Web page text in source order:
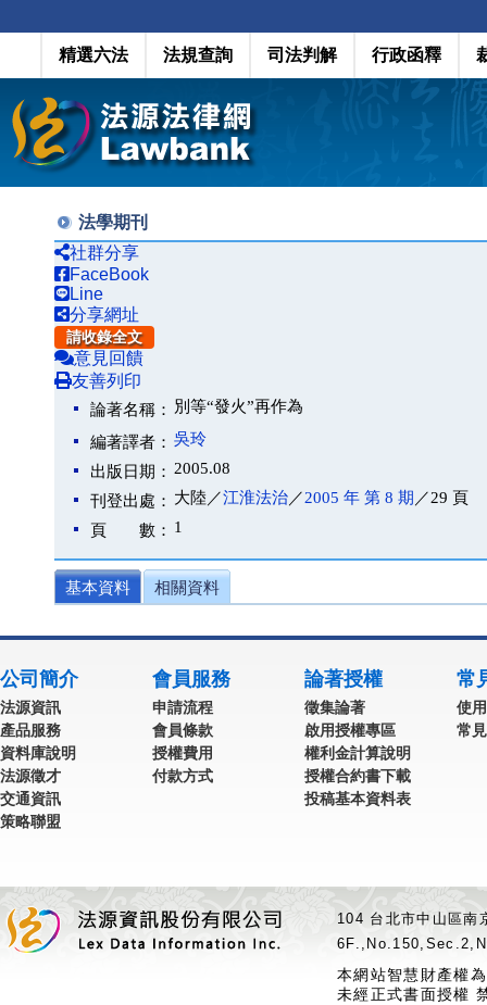
精選六法 法規查詢 司法判解 行政函釋
法學期刊
社群分享
FaceBook
Line
分享網址
請收錄全文
意見回饋
友善列印
論著名稱： 別等“發火”再作為
編著譯者： 吳玲
出版日期： 2005.08
刊登出處： 大陸／江淮法治／2005 年 第 8 期 ／29 頁
頁 數： 1
基本資料 相關資料
公司簡介
法源資訊
產品服務
資料庫說明
法源徵才
交通資訊
策略聯盟
會員服務
申請流程
會員條款
授權費用
付款方式
論著授權
徵集論著
啟用授權專區
權利金計算說明
授權合約書下載
投稿基本資料表
常
使
常
104 台北市中山區
本網站智慧財產權
未經正式書面授權